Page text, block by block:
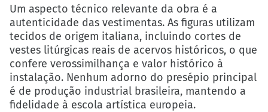
Um aspecto técnico relevante da obra é a
autenticidade das vestimentas. As figuras utilizam
tecidos de origem italiana, incluindo cortes de
vestes litúrgicas reais de acervos históricos, o que
confere verossimilhança e valor histórico à
instalação. Nenhum adorno do presépio principal
é de produção industrial brasileira, mantendo a
fidelidade à escola artística europeia.